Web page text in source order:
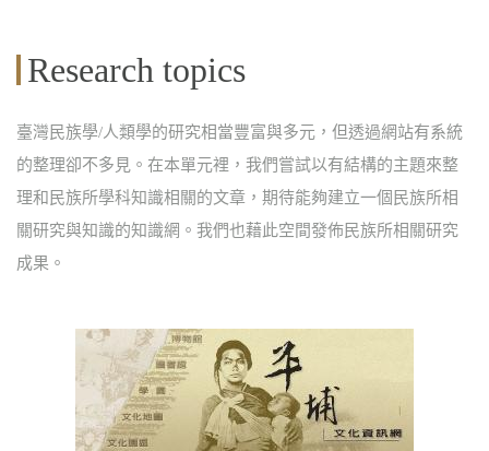
Research topics
臺灣民族學/人類學的研究相當豐富與多元，但透過網站有系統
的整理卻不多見。在本單元裡，我們嘗試以有結構的主題來整
理和民族所學科知識相關的文章，期待能夠建立一個民族所相
關研究與知識的知識網。我們也藉此空間發佈民族所相關研究
成果。